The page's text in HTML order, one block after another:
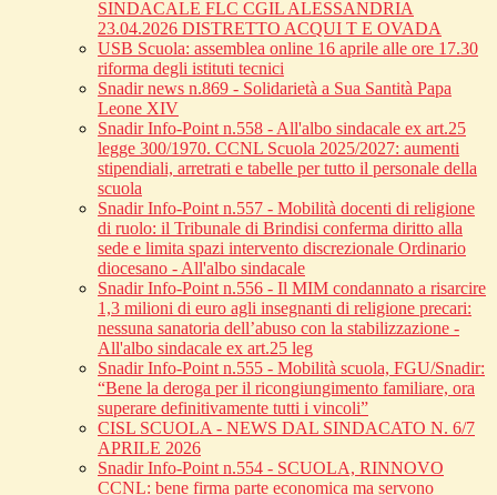
SINDACALE FLC CGIL ALESSANDRIA
23.04.2026 DISTRETTO ACQUI T E OVADA
USB Scuola: assemblea online 16 aprile alle ore 17.30
riforma degli istituti tecnici
Snadir news n.869 - Solidarietà a Sua Santità Papa
Leone XIV
Snadir Info-Point n.558 - All'albo sindacale ex art.25
legge 300/1970. CCNL Scuola 2025/2027: aumenti
stipendiali, arretrati e tabelle per tutto il personale della
scuola
Snadir Info-Point n.557 - Mobilità docenti di religione
di ruolo: il Tribunale di Brindisi conferma diritto alla
sede e limita spazi intervento discrezionale Ordinario
diocesano - All'albo sindacale
Snadir Info-Point n.556 - Il MIM condannato a risarcire
1,3 milioni di euro agli insegnanti di religione precari:
nessuna sanatoria dell’abuso con la stabilizzazione -
All'albo sindacale ex art.25 leg
Snadir Info-Point n.555 - Mobilità scuola, FGU/Snadir:
“Bene la deroga per il ricongiungimento familiare, ora
superare definitivamente tutti i vincoli”
CISL SCUOLA - NEWS DAL SINDACATO N. 6/7
APRILE 2026
Snadir Info-Point n.554 - SCUOLA, RINNOVO
CCNL: bene firma parte economica ma servono